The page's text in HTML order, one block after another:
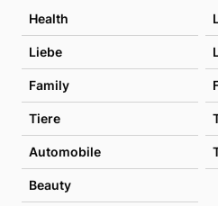
Health
Liebe
Family
Tiere
Automobile
Beauty